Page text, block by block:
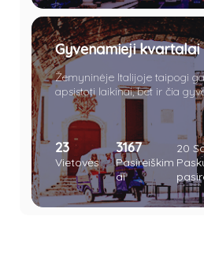
Gyvenamieji kvartalai
Žemyninėje Italijoje taipogi
apsistoti laikinai, bet ir čia
23
Vietovės
3167
Pasireiškim
ai
20